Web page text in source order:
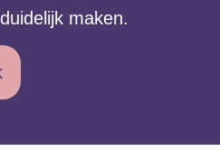
duidelijk maken.